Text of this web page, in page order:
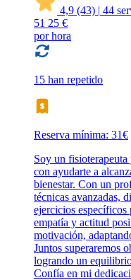
4,9 (43) | 44
51 25 €
por hora
15 han repetido
Reserva mínima: 31€
Soy un
con ayudarte a
bienestar. Con un
técnicas avanzadas,
ejercicios
empatía y actitud
motivación,
Juntos superaremos
logrando un
Confía en mi